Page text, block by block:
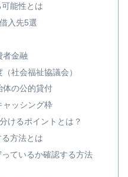
能性とは
入先5選
者金融
社会福祉協議会）
体の公的貸付
ャッシング枠
けるポイントとは？
方法とは
っているか確認する方法